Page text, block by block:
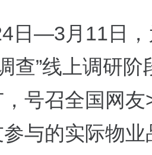
日—3月11日，
查”线上调研阶
号召全国网友
与的实际物业